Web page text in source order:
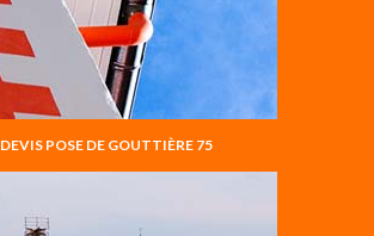
DEVIS POSE DE GOUTTIÈRE 75